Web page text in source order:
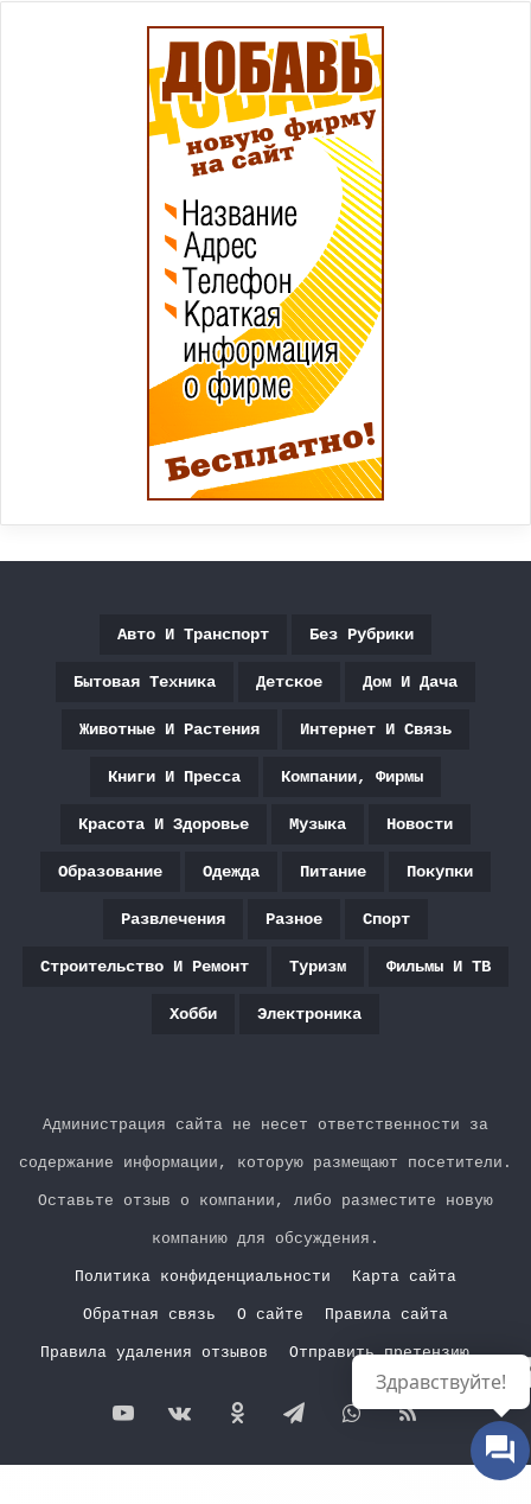
Авто И Транспорт Без Рубрики
Бытовая Техника Детское Дом И Дача
Животные И Растения Интернет И Связь
Книги И Пресса Компании, Фирмы
Красота И Здоровье Музыка Новости
Образование Одежда Питание Покупки
Развлечения Разное Спорт
Строительство И Ремонт Туризм Фильмы И ТВ
Хобби Электроника
Администрация сайта не несет ответственности за
содержание информации, которую размещают посетители.
Оставьте отзыв о компании, либо разместите новую
компанию для обсуждения.
Политика конфиденциальности Карта сайта
Обратная связь О сайте Правила сайта
Правила удаления отзывов
Отправить претензию
YouTubevk.comОдноклассники
TelegramWhatsApp
RSS
Здравствуйте!